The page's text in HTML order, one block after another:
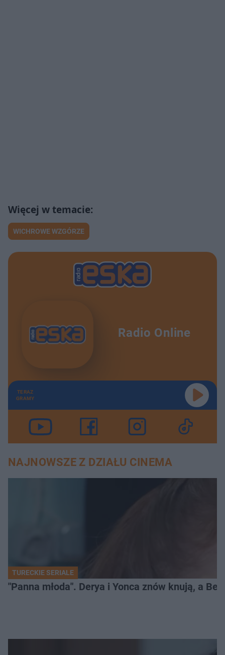
WICHROWE WZGÓRZE
Radio Online
TERAZ
GRAMY
NAJNOWSZE Z DZIAŁU CINEMA
TURECKIE SERIALE
"Panna młoda". Derya i Yonca znów knują, a